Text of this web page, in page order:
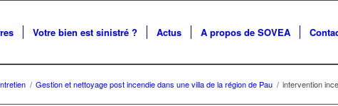
Votre bien est sinistré ? Actus A propos de SOVEA
/ Gestion et nettoyage post incendie dans une villa de la région de Pau / intervention